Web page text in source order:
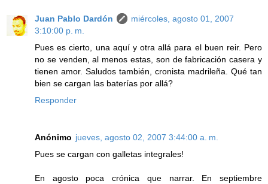
Juan Pablo Dardón
miércoles, agosto 01, 2007
3:10:00 p. m.
Pues es cierto, una aquí y otra allá para el buen reir. Pero
no se venden, al menos estas, son de fabricación casera y
tienen amor. Saludos también, cronista madrileña. Qué tan
bien se cargan las baterías por allá?
Responder
Anónimo jueves, agosto 02, 2007 3:44:00 a. m.
Pues se cargan con galletas integrales!
En agosto poca crónica que narrar. En septiembre